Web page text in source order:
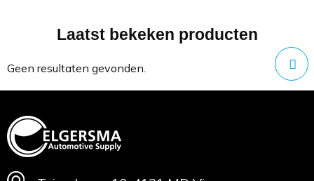
Minimale afname: 1
Laatst bekeken producten
Geen resultaten gevonden.